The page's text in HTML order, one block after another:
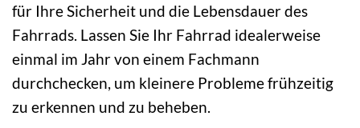
für Ihre Sicherheit und die Lebensdauer des
Fahrrads. Lassen Sie Ihr Fahrrad idealerweise
einmal im Jahr von einem Fachmann
durchchecken, um kleinere Probleme frühzeitig
zu erkennen und zu beheben.